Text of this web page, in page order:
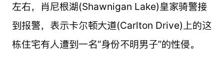
左右，肖尼根湖(Shawnigan Lake)皇家骑警接
到报警，表示卡尔顿大道(Carlton Drive)上的这
栋住宅有人遭到一名“身份不明男子”的性侵。